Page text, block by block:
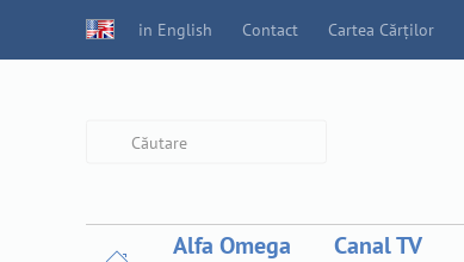
in English Contact Cartea Cărților
Alfa Omega Canal TV